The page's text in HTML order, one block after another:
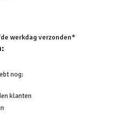
werkdag verzonden*
nog:
klanten